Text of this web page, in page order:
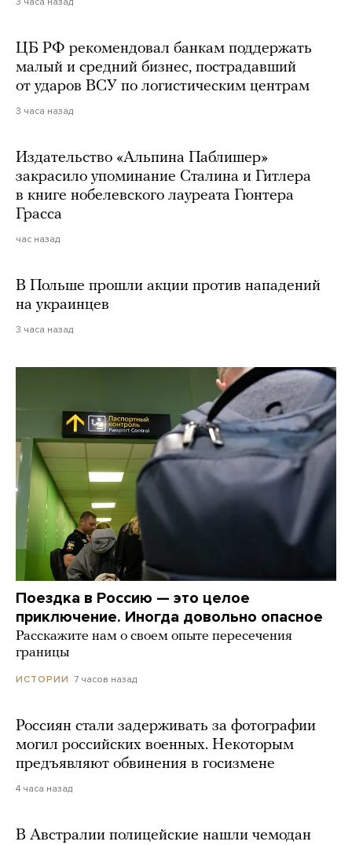
ЦБ РФ рекомендовал банкам поддержать
малый и средний бизнес, пострадавший
от ударов ВСУ по логистическим центрам
3 часа назад
Издательство «Альпина Паблишер»
закрасило упоминание Сталина и Гитлера
в книге нобелевского лауреата Гюнтера
Грасса
час назад
В Польше прошли акции против нападений
на украинцев
3 часа назад
Поездка в Россию — это целое
приключение. Иногда довольно опасное
Расскажите нам о своем опыте пересечения
границы
ИСТОРИИ 7 часов назад
Россиян стали задерживать за фотографии
могил российских военных. Некоторым
предъявляют обвинения в госизмене
4 часа назад
В Австралии полицейские нашли чемодан